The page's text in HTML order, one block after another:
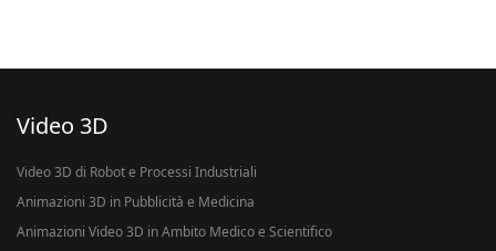
Video 3D
Video 3D di Robot e Processi Industriali
Animazioni 3D in Pubblicità e Medicina
Animazioni Video 3D in Ambito Medico e Scientifico